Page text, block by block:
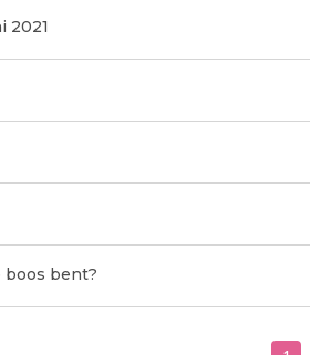
2021
boos bent?